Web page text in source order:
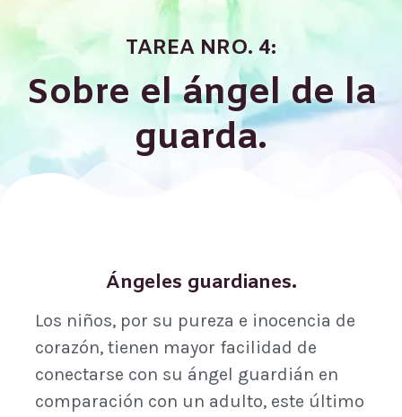
TAREA NRO. 4:
Sobre el ángel de la
guarda.
Ángeles guardianes.
Los niños, por su pureza e inocencia de
corazón, tienen mayor facilidad de
conectarse con su ángel guardián en
comparación con un adulto, este último